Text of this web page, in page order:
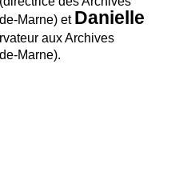
Marne) et Danielle
aux Archives
Marne).